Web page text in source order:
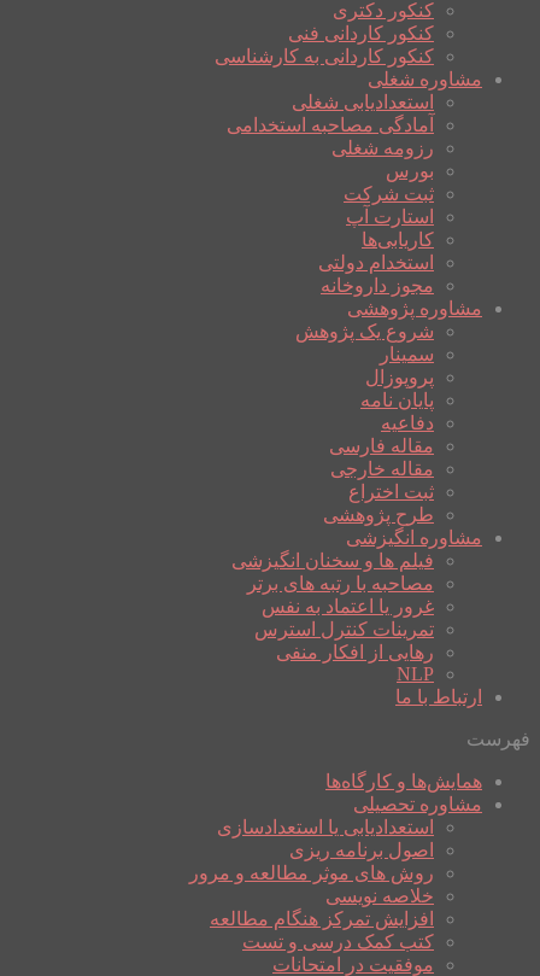
کنکور دکتری
کنکور کاردانی فنی
کنکور کاردانی به کارشناسی
مشاوره شغلی
استعدادیابی شغلی
آمادگی مصاحبه استخدامی
رزومه شغلی
بورس
ثبت شرکت
استارت آپ
کاریابی‌ها
استخدام دولتی
مجوز داروخانه
مشاوره پژوهشی
شروع یک پژوهش
سمینار
پروپوزال
پایان نامه
دفاعیه
مقاله فارسی
مقاله خارجی
ثبت اختراع
طرح پژوهشی
مشاوره انگیزشی
فیلم ها و سخنان انگیزشی
مصاحبه با رتبه های برتر
غرور یا اعتماد به نفس
تمرینات کنترل استرس
رهایی از افکار منفی
NLP
ارتباط با ما
فهرست
همایش‌ها و کارگاه‌ها
مشاوره تحصیلی
استعدادیابی یا استعدادسازی
اصول برنامه ریزی
روش های موثر مطالعه و مرور
خلاصه نویسی
افزایش تمرکز هنگام مطالعه
کتب کمک درسی و تست
موفقیت در امتحانات